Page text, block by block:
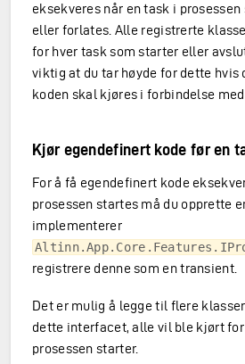
eksekveres når en task i
eller forlates. Alle registrerte
for hver task som starter eller
viktig at du tar høyde for dette hvis
koden skal kjøres i forbindelse
Kjør egendefinert kode før en
For å få egendefinert kode
prosessen startes må du opprette
implementerer
registrere denne som en transient.
Det er mulig å legge til flere
dette interfacet, alle vil ble kjørt for
prosessen starter.